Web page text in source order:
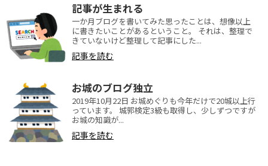
記事が生まれる
一か月ブログを書いてみた思ったことは、想像以上
に書きたいことがあるということ。 それは、整理で
きていないけど整理して記事にした...
記事を読む
お城のブログ独立
2019年10月22日 お城めぐりも今年だけで20城以上行
っています。 城郭検定3級も取得し、少しずつですが
お城の知識が...
記事を読む